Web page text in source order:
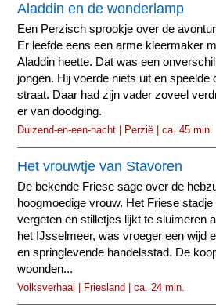
Aladdin en de wonderlamp
Een Perzisch sprookje over de
Er leefde eens een arme kleermaker
Aladdin heette. Dat was een
jongen. Hij voerde niets uit en speelde
straat. Daar had zijn vader zoveel
er van doodging.
Duizend-en-een-nacht | Perzië | ca. 45 min.
Het vrouwtje van Stavoren
De bekende Friese sage over de
hoogmoedige vrouw. Het Friese
vergeten en stilletjes lijkt te sluimeren
het IJsselmeer, was vroeger een wijd
en springlevende handelsstad. De
woonden...
Volksverhaal | Friesland | ca. 24 min.